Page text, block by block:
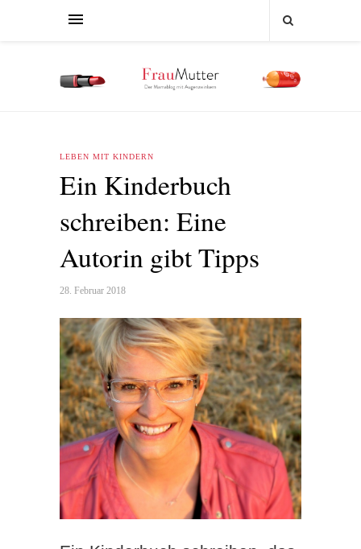
LEBEN MIT KINDERN
Ein Kinderbuch
schreiben: Eine
Autorin gibt Tipps
28. Februar 2018